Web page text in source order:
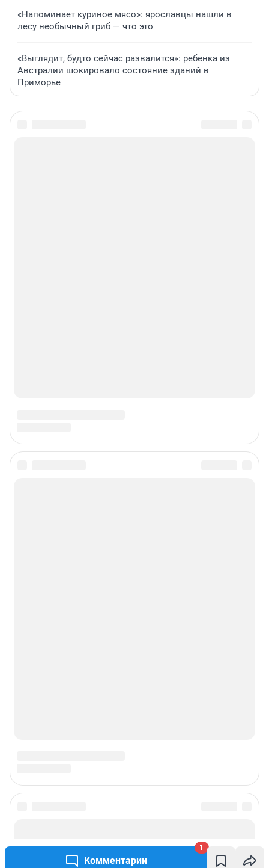
Комментарии
1
«Напоминает куриное мясо»: ярославцы нашли в
лесу необычный гриб — что это
«Выглядит, будто сейчас развалится»: ребенка из
Австралии шокировало состояние зданий в
Приморье